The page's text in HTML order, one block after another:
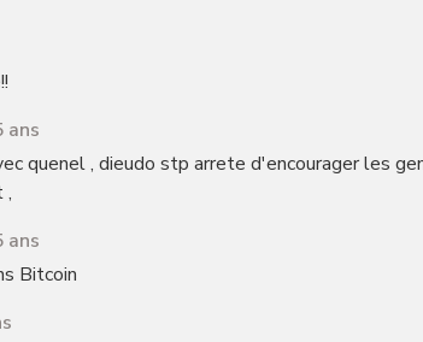
ans
quenel , dieudo stp arrete d'encourager les
,
ans
Bitcoin